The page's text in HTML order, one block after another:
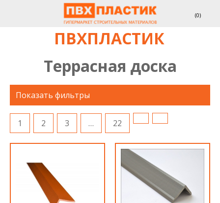
(0)
ПВХПЛАСТИК
Террасная доска
Показать фильтры
1 2 3 … 22